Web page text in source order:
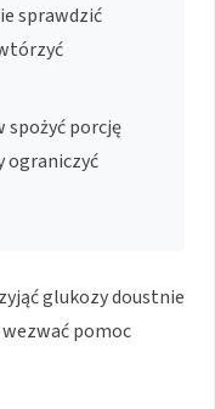
sprawdzić
spożyć porcję
ograniczyć
glukozy doustnie
pomoc